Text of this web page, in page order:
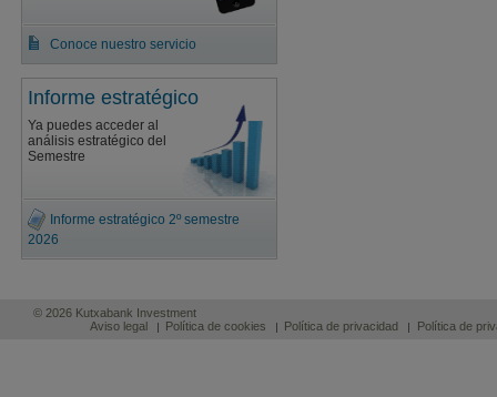
Conoce nuestro servicio
Informe estratégico
Ya puedes acceder al
análisis estratégico del
Semestre
Informe estratégico 2º semestre
2026
© 2026 Kutxabank Investment
Aviso legal
Política de cookies Política de privacidad Política de